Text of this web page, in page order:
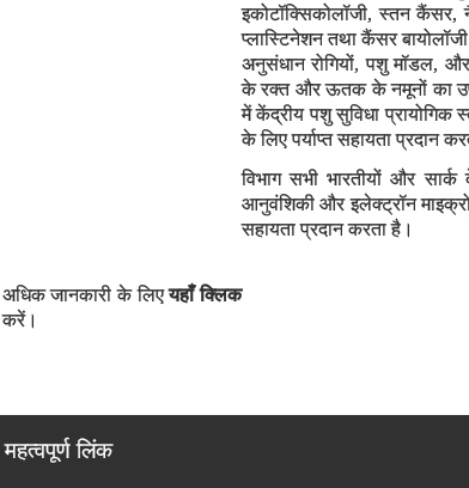
इकोटॉक्सिकोलॉजी, स्तन कैंसर,
प्लास्टिनेशन तथा कैंसर
अनुसंधान रोगियों, पशु मॉडल, और
के रक्त और ऊतक के नमूनों का
में केंद्रीय पशु सुविधा
के लिए पर्याप्त सहायता प्रदान
विभाग सभी भारतीयों और सार्क
आनुवंशिकी और इलेक्ट्रॉन
सहायता प्रदान करता है।
अधिक जानकारी के लिएयहाँ क्लिक
करें।
महत्वपूर्ण लिंक